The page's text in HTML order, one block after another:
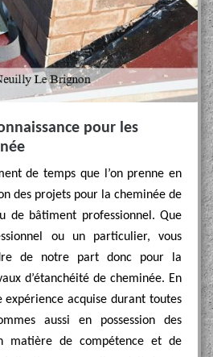
pour les
de temps que l’on prenne en
des projets pour la cheminée de
de bâtiment professionnel. Que
ou un particulier, vous
de notre part donc pour la
d’étanchéité de cheminée. En
acquise durant toutes
aussi en possession des
matière de compétence et de